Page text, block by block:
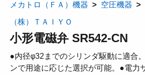
メカトロ（ＦＡ）機器 空圧機器
（株）ＴＡＩＹＯ
小形電磁弁 SR542-CN
●内径φ32までのシリンダ駆動に適合
ンで用途に応じた選択が可能。●電力